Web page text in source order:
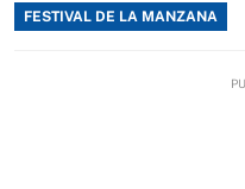
FESTIVAL DE LA MANZANA